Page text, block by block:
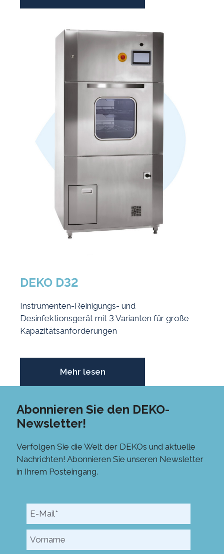
DEKO D32
Instrumenten-Reinigungs- und
Desinfektionsgerät mit 3 Varianten für große
Kapazitätsanforderungen
Mehr lesen
Abonnieren Sie den DEKO-
Newsletter!
Verfolgen Sie die Welt der DEKOs und aktuelle
Nachrichten! Abonnieren Sie unseren Newsletter
in Ihrem Posteingang.